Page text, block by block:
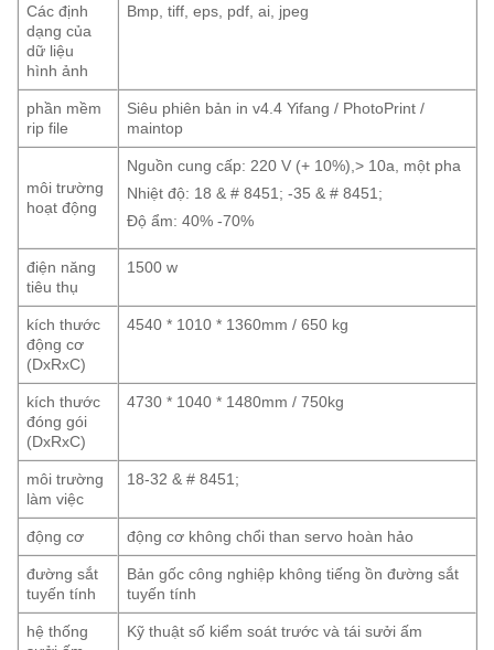
Các định
dạng của
dữ liệu
hình ảnh
Bmp, tiff, eps, pdf, ai, jpeg
phần mềm
rip file
Siêu phiên bản in v4.4 Yifang / PhotoPrint /
maintop
môi trường
hoạt động
Nguồn cung cấp: 220 V (+ 10%),> 10a, một pha
Nhiệt độ: 18 & # 8451; -35 & # 8451;
Độ ẩm: 40% -70%
điện năng
tiêu thụ
1500 w
kích thước
động cơ
(DxRxC)
4540 * 1010 * 1360mm / 650 kg
kích thước
đóng gói
(DxRxC)
4730 * 1040 * 1480mm / 750kg
môi trường
làm việc
18-32 & # 8451;
động cơ động cơ không chổi than servo hoàn hảo
đường sắt
tuyến tính
Bản gốc công nghiệp không tiếng ồn đường sắt
tuyến tính
hệ thống
Kỹ thuật số kiểm soát trước và tái sưởi ấm